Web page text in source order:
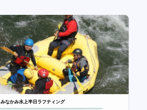
みなかみ水上半日ラフティング